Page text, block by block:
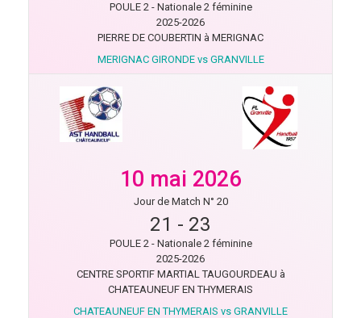
POULE 2 - Nationale 2 féminine
2025-2026
PIERRE DE COUBERTIN à MERIGNAC
MERIGNAC GIRONDE vs GRANVILLE
10 mai 2026
Jour de Match N° 20
21 - 23
POULE 2 - Nationale 2 féminine
2025-2026
CENTRE SPORTIF MARTIAL TAUGOURDEAU à
CHATEAUNEUF EN THYMERAIS
CHATEAUNEUF EN THYMERAIS vs GRANVILLE